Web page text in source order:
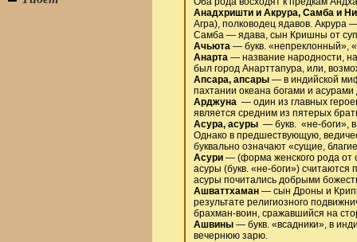
Анадхришти и Акрура, Самба и
Агра), полководец ядавов.
Самба — ядава, сын Кришны от
Ачьюта— букв. «непреклонный»,
Анарта— название народности,
был город Анарттапура, или,
Апсара, апсары— в индийской
пахтании океана богами и
Арджуна— один из главных
является средним из пятерых
Асура, асуры— букв. «не-боги», в
Однако в предшествующую,
буквально означают «сущие,
Асури— (форма женского рода от
асуры (букв. «не-боги»)
асуры почитались добрыми
Ашваттхаман— сын Дроны и
результате религиозного
брахман-воин, сражавшийся на
Ашвины— букв. «всадники», в
вечернюю зарю.